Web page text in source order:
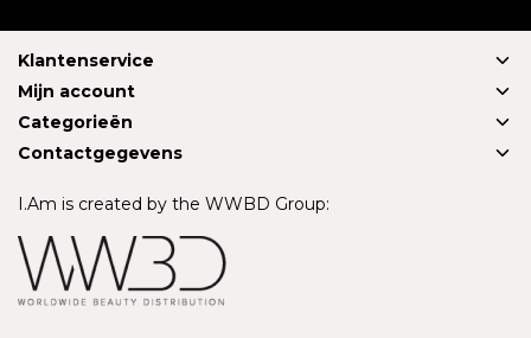
Klantenservice
Mijn account
Categorieën
Contactgegevens
I.Am is created by the WWBD Group: